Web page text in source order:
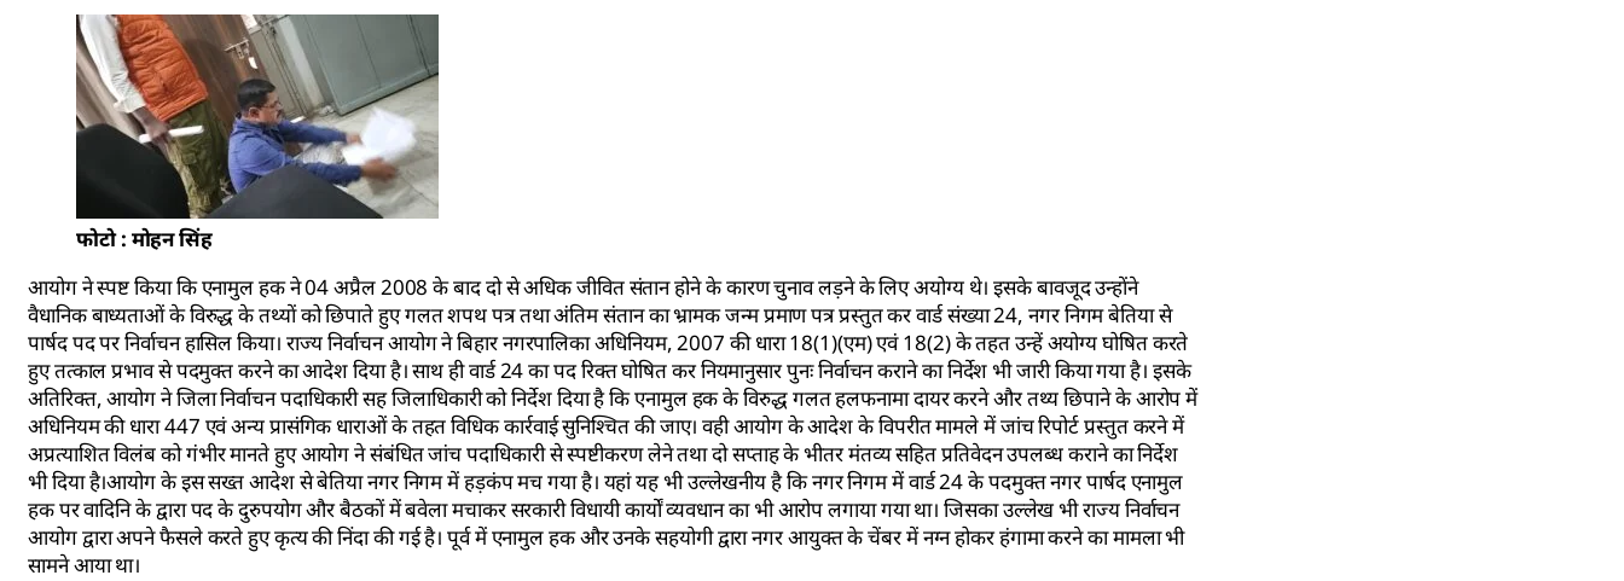
फोटो : मोहन सिंह
आयोग ने स्पष्ट किया कि एनामुल हक ने 04 अप्रैल 2008 के बाद दो से अधिक जीवित संतान होने के कारण चुनाव लड़ने के लिए अयोग्य थे। इसके बावजूद उन्होंने
वैधानिक बाध्यताओं के विरुद्ध के तथ्यों को छिपाते हुए गलत शपथ पत्र तथा अंतिम संतान का भ्रामक जन्म प्रमाण पत्र प्रस्तुत कर वार्ड संख्या 24, नगर निगम बेतिया से
पार्षद पद पर निर्वाचन हासिल किया। राज्य निर्वाचन आयोग ने बिहार नगरपालिका अधिनियम, 2007 की धारा 18(1)(एम) एवं 18(2) के तहत उन्हें अयोग्य घोषित करते
हुए तत्काल प्रभाव से पदमुक्त करने का आदेश दिया है। साथ ही वार्ड 24 का पद रिक्त घोषित कर नियमानुसार पुनः निर्वाचन कराने का निर्देश भी जारी किया गया है। इसके
अतिरिक्त, आयोग ने जिला निर्वाचन पदाधिकारी सह जिलाधिकारी को निर्देश दिया है कि एनामुल हक के विरुद्ध गलत हलफनामा दायर करने और तथ्य छिपाने के आरोप में
अधिनियम की धारा 447 एवं अन्य प्रासंगिक धाराओं के तहत विधिक कार्रवाई सुनिश्चित की जाए। वही आयोग के आदेश के विपरीत मामले में जांच रिपोर्ट प्रस्तुत करने में
अप्रत्याशित विलंब को गंभीर मानते हुए आयोग ने संबंधित जांच पदाधिकारी से स्पष्टीकरण लेने तथा दो सप्ताह के भीतर मंतव्य सहित प्रतिवेदन उपलब्ध कराने का निर्देश
भी दिया है।आयोग के इस सख्त आदेश से बेतिया नगर निगम में हड़कंप मच गया है। यहां यह भी उल्लेखनीय है कि नगर निगम में वार्ड 24 के पदमुक्त नगर पार्षद एनामुल
हक पर वादिनि के द्वारा पद के दुरुपयोग और बैठकों में बवेला मचाकर सरकारी विधायी कार्यों व्यवधान का भी आरोप लगाया गया था। जिसका उल्लेख भी राज्य निर्वाचन
आयोग द्वारा अपने फैसले करते हुए कृत्य की निंदा की गई है। पूर्व में एनामुल हक और उनके सहयोगी द्वारा नगर आयुक्त के चेंबर में नग्न होकर हंगामा करने का मामला भी
सामने आया था।